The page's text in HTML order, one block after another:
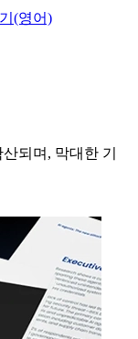
(영어)
되며, 막대한 기